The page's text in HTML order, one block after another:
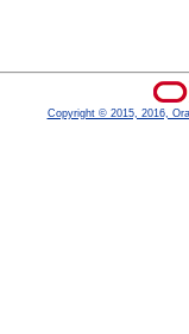
Copyright © 2015, 2016,